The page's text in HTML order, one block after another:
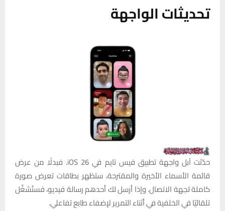
تحديثات الواجهة
حدّثت آبل واجهة تطبيق فيس تايم في iOS 26. فبدلًا من عرض
قائمة الأسماء الأخيرة والمقترحة، ستظهر بطاقات تعرض صورة
كاملة لجهة الاتصال. وإذا أرسل لك أحدهم رسالة فيديو، فستُشغَّل
تلقائيًا في الخلفية في أثناء التمرير لإضفاء طابع تفاعلي.